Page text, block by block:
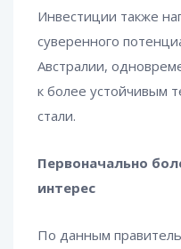
Инвестиции также
суверенного
Австралии,
к более устойчивым
стали.
Первоначально
интерес
По данным